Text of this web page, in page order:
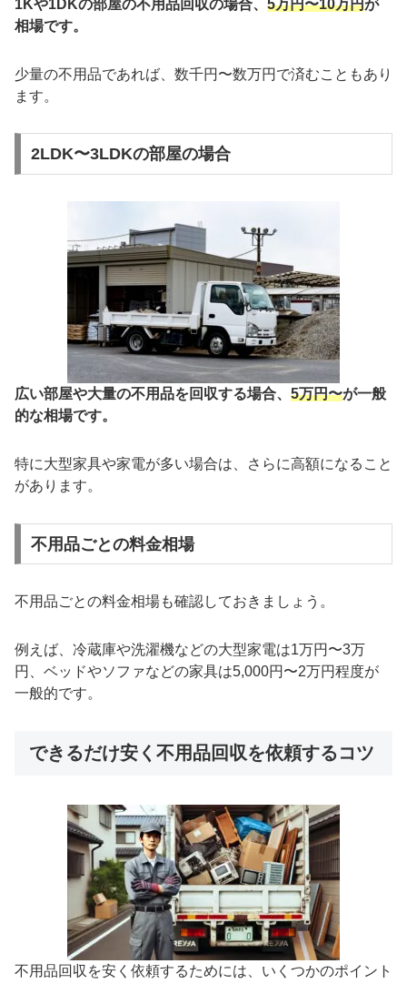
1Kや1DKの部屋の不用品回収の場合、 5万円〜10万円が
相場です。
少量の不用品であれば、数千円〜数万円で済むこともあり
ます。
2LDK〜3LDKの部屋の場合
広い部屋や大量の不用品を回収する場合、 5万円〜が一般
的な相場です。
特に大型家具や家電が多い場合は、さらに高額になること
があります。
不用品ごとの料金相場
不用品ごとの料金相場も確認しておきましょう。
例えば、冷蔵庫や洗濯機などの大型家電は1万円〜3万
円、ベッドやソファなどの家具は5,000円〜2万円程度が
一般的です。
できるだけ安く不用品回収を依頼するコツ
不用品回収を安く依頼するためには、いくつかのポイント